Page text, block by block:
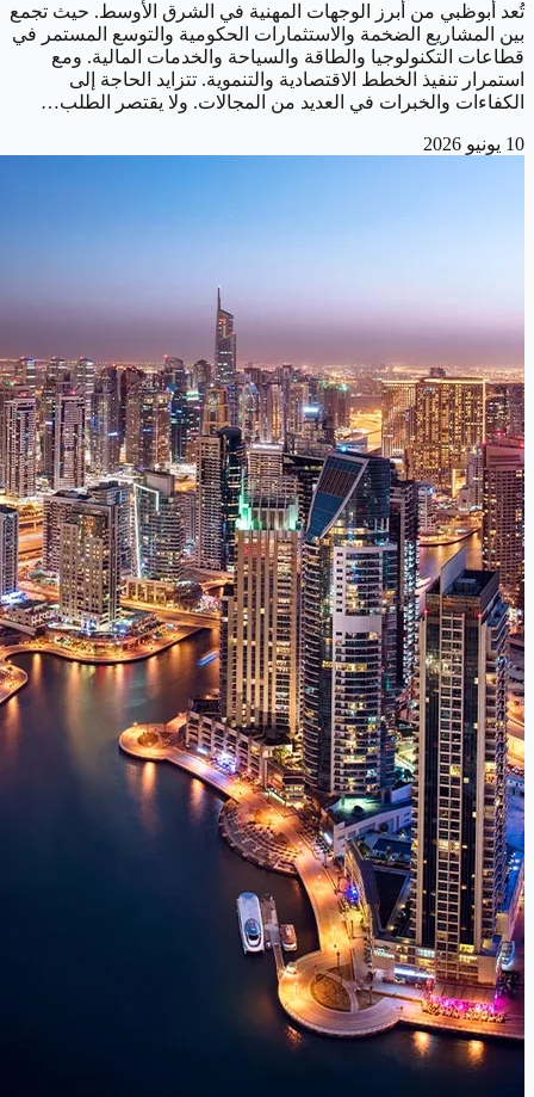
تُعد أبوظبي من أبرز الوجهات المهنية في الشرق الأوسط. حيث تجمع
بين المشاريع الضخمة والاستثمارات الحكومية والتوسع المستمر في
قطاعات التكنولوجيا والطاقة والسياحة والخدمات المالية. ومع
استمرار تنفيذ الخطط الاقتصادية والتنموية. تتزايد الحاجة إلى
الكفاءات والخبرات في العديد من المجالات. ولا يقتصر الطلب…
10 يونيو 2026